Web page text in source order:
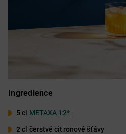
Ingredience
5 cl METAXA 12*
2 cl čerstvé citronové šťávy